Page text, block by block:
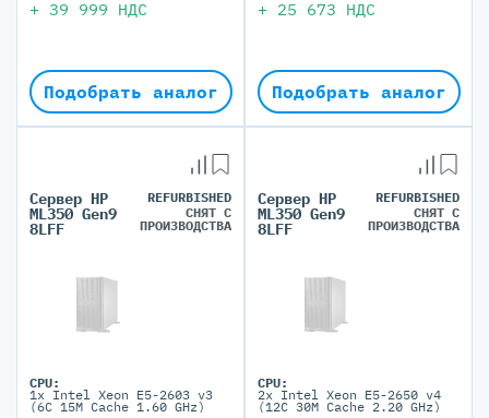
+ 39 999 НДС
Подобрать аналог
+ 25 673 НДС
Подобрать аналог
Сервер HP
ML350 Gen9
8LFF
REFURBISHED
СНЯТ С
ПРОИЗВОДСТВА
CPU:
1x Intel Xeon E5-2603 v3
(6C 15M Cache 1.60 GHz)
Сервер HP
ML350 Gen9
8LFF
REFURBISHED
СНЯТ С
ПРОИЗВОДСТВА
CPU:
2x Intel Xeon E5-2650 v4
(12C 30M Cache 2.20 GHz)